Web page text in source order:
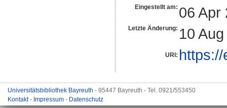
Eingestellt am: 06 Apr
Letzte Änderung: 10
URI:
Universitätsbibliothek Bayreuth - 95447 Bayreuth - Tel. 0921/553450
Kontakt- Impressum - Datenschutz